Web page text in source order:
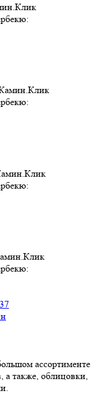
ассортименте
также, облицовки,